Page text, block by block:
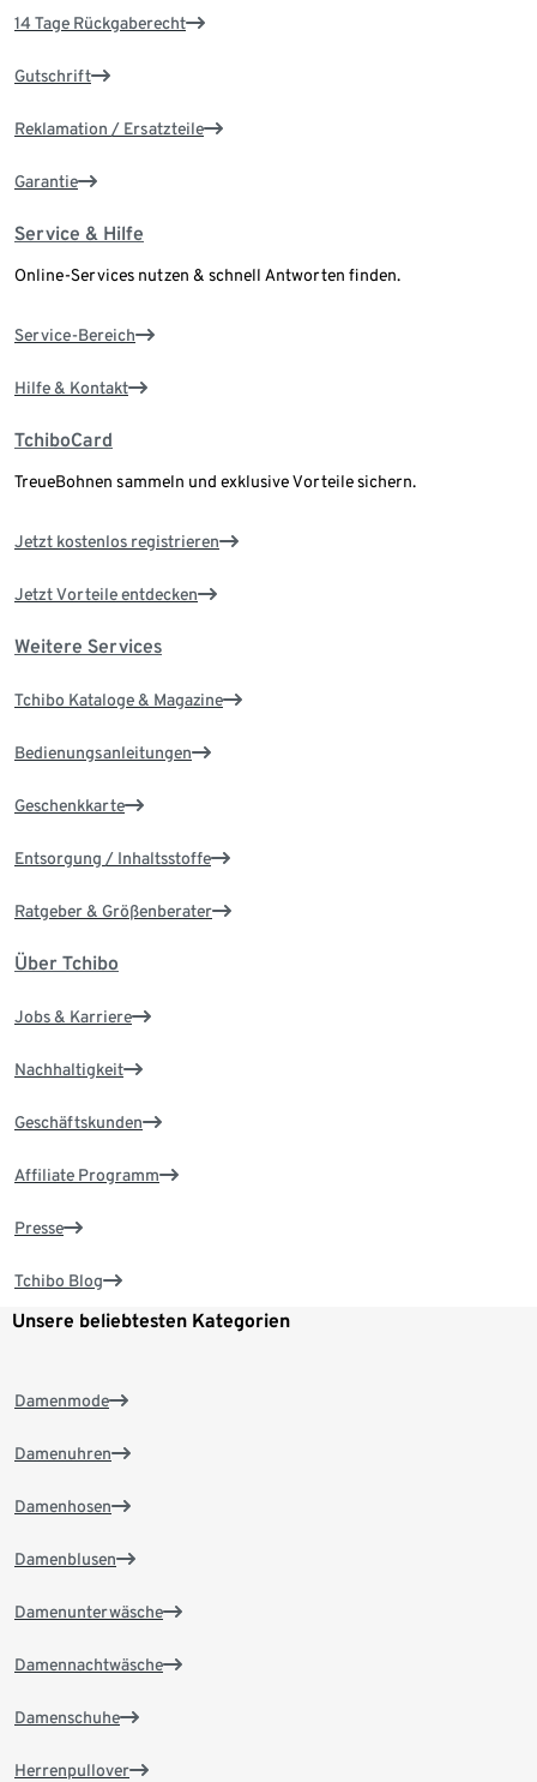
14 Tage Rückgaberecht
Gutschrift
Reklamation / Ersatzteile
Garantie
Service & Hilfe
Online-Services nutzen & schnell Antworten finden.
Service-Bereich
Hilfe & Kontakt
TchiboCard
TreueBohnen sammeln und exklusive Vorteile sichern.
Jetzt kostenlos registrieren
Jetzt Vorteile entdecken
Weitere Services
Tchibo Kataloge & Magazine
Bedienungsanleitungen
Geschenkkarte
Entsorgung / Inhaltsstoffe
Ratgeber & Größenberater
Über Tchibo
Jobs & Karriere
Nachhaltigkeit
Geschäftskunden
Affiliate Programm
Presse
Tchibo Blog
Unsere beliebtesten Kategorien
Damenmode
Damenuhren
Damenhosen
Damenblusen
Damenunterwäsche
Damennachtwäsche
Damenschuhe
Herrenpullover